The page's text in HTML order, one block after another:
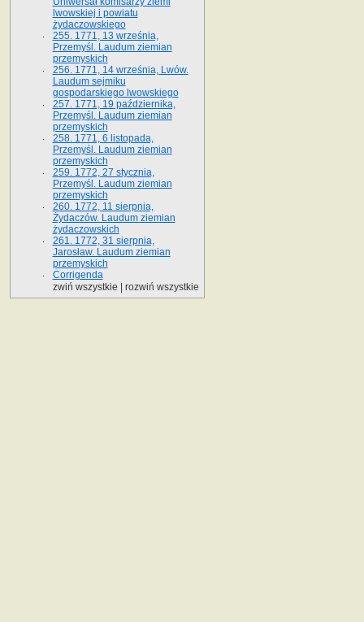
lwowskiej i powiatu
żydaczowskiego
255. 1771, 13 września,
Przemyśl. Laudum ziemian
przemyskich
256. 1771, 14 września, Lwów.
Laudum sejmiku
gospodarskiego lwowskiego
257. 1771, 19 października,
Przemyśl. Laudum ziemian
przemyskich
258. 1771, 6 listopada,
Przemyśl. Laudum ziemian
przemyskich
259. 1772, 27 stycznia,
Przemyśl. Laudum ziemian
przemyskich
260. 1772, 11 sierpnia,
Żydaczów. Laudum ziemian
żydaczowskich
261. 1772, 31 sierpnia,
Jarosław. Laudum ziemian
przemyskich
Corrigenda
zwiń wszystkie
rozwiń wszystkie